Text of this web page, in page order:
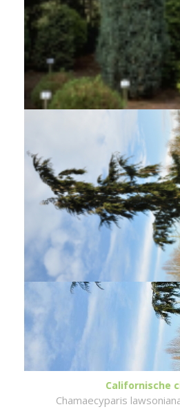
Californische
Chamaecyparis
Californische
Chamaecyparis